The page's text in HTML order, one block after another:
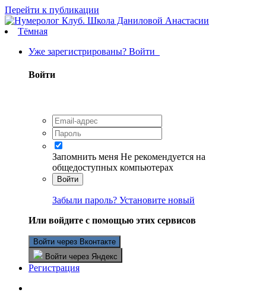
Перейти к публикации
Тёмная
Уже зарегистрированы? Войти
Войти
Запомнить меня Не рекомендуется на
общедоступных компьютерах
Войти
Забыли пароль? Установите новый
Или войдите с помощью этих сервисов
Войти через Вконтакте
Войти через Яндекс
Регистрация